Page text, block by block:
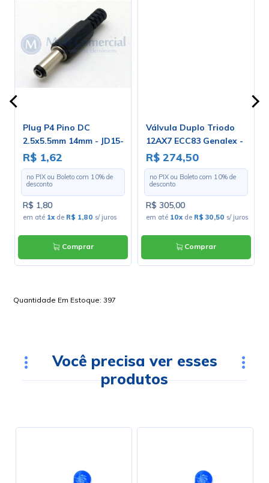
Plug P4 Pino DC
2.5x5.5mm 14mm - JD15-
4013B
R$ 1,62
no PIX ou Boleto com 10% de
desconto
R$ 1,80
em até 1xde R$ 1,80 s/ juros
Comprar
Válvula Duplo Triodo
12AX7 ECC83 Genalex -
Gold Lion
R$ 274,50
no PIX ou Boleto com 10% de
desconto
R$ 305,00
em até 10xde R$ 30,50 s/ juros
Comprar
Quantidade Em Estoque:397
Você precisa ver esses
produtos